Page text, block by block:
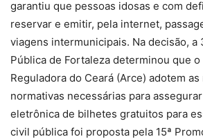
garantiu que pessoas idosas e com
reservar e emitir, pela internet,
viagens intermunicipais. Na decisão, a
Pública de Fortaleza determinou que o
Reguladora do Ceará (Arce) adotem as
normativas necessárias para
eletrônica de bilhetes gratuitos para
civil pública foi proposta pela 15ª